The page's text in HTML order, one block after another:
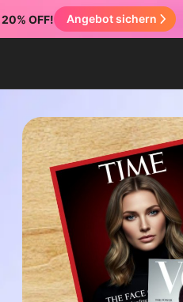
20% OFF! Angebot sichern